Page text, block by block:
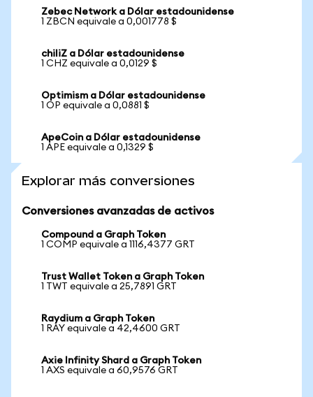
Zebec Network a Dólar estadounidense
1 ZBCN equivale a 0,001778 $
chiliZ a Dólar estadounidense
1 CHZ equivale a 0,0129 $
Optimism a Dólar estadounidense
1 OP equivale a 0,0881 $
ApeCoin a Dólar estadounidense
1 APE equivale a 0,1329 $
Explorar más conversiones
Conversiones avanzadas de activos
Compound a Graph Token
1 COMP equivale a 1116,4377 GRT
Trust Wallet Token a Graph Token
1 TWT equivale a 25,7891 GRT
Raydium a Graph Token
1 RAY equivale a 42,4600 GRT
Axie Infinity Shard a Graph Token
1 AXS equivale a 60,9576 GRT